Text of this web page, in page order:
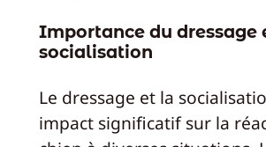
Importance du dressage
socialisation
Le dressage et la
impact significatif sur la